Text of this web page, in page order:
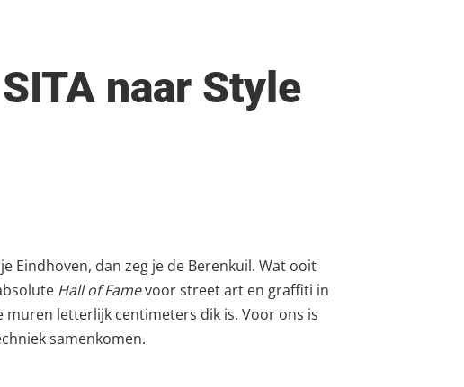
naar Style
Eindhoven, dan zeg je de Berenkuil. Wat ooit
Hall of Famevoor street art en graffiti in
muren letterlijk centimeters dik is. Voor ons is
samenkomen.